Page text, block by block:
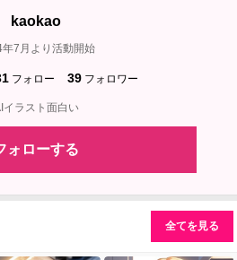
kaokao
7月より活動開始
フォロー 39 フォロワー
イラスト面白い
ォローする
全てを見る